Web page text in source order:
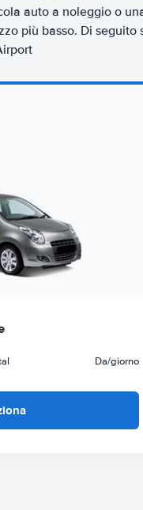
auto a noleggio o
più basso. Di
Da/giorno